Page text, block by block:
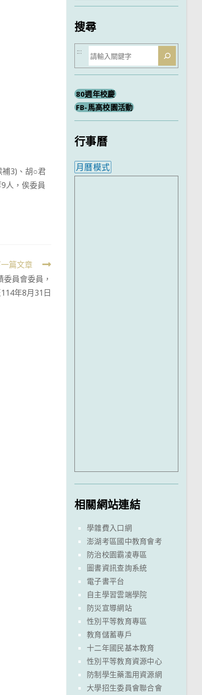
補3)、胡○君
人，俟委員
篇文章
員會委員，
年8月31日
類
搜尋
搜
尋
:::
80週年校慶
FB-馬高校園活動
行事曆
月曆模式
相關網站連結
學雜費入口網
澎湖考區國中教育會考
防治校園霸凌專區
圖書資訊查詢系統
電子書平台
自主學習雲端學院
防災宣導網站
性別平等教育專區
教育儲蓄專戶
十二年國民基本教育
性別平等教育資源中心
防制學生藥濫用資源網
大學招生委員會聯合會